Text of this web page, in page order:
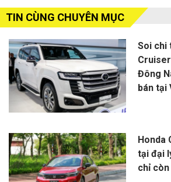
TIN CÙNG CHUYÊN MỤC
Soi chi
Đông
bán tại
Honda
tại đại
chỉ